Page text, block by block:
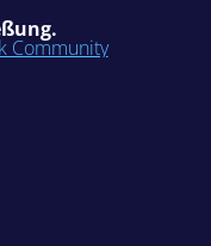
Community